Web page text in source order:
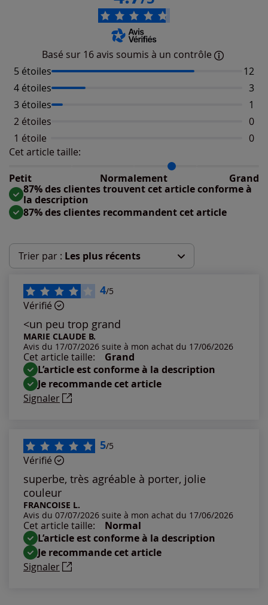
Basé sur 16 avis soumis à un contrôle
5 étoiles
12
4 étoiles
3
3 étoiles
1
2 étoiles
0
1 étoile
0
Cet article taille:
Petit
Normalement Grand
Répartition du taillant selon les avis clients
Taille grand : 25%
87% des clientes trouvent cet article conforme à
la description
87% des clientes recommandent cet article
Trier par : Les plus récents
Les plus récents
Notes les plus élevées
Notes les plus basses
4/5
Vérifié
<un peu trop grand
MARIE CLAUDE B.
Avis du 17/07/2026 suite à mon achat du 17/06/2026
Cet article taille:
Grand
L’article est conforme à la description
Je recommande cet article
Signaler
5/5
Vérifié
superbe, très agréable à porter, jolie
couleur
FRANCOISE L.
Avis du 07/07/2026 suite à mon achat du 17/06/2026
Cet article taille:
Normal
L’article est conforme à la description
Je recommande cet article
Signaler